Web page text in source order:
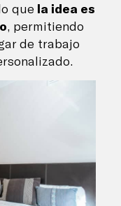
que la idea es
, permitiendo
de trabajo